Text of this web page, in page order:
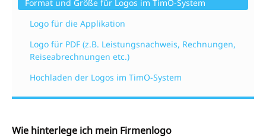
Format und Größe für Logos im TimO-System
Logo für die Applikation
Logo für PDF (z.B. Leistungsnachweis, Rechnungen,
Reiseabrechnungen etc.)
Hochladen der Logos im TimO-System
Wie hinterlege ich mein Firmenlogo